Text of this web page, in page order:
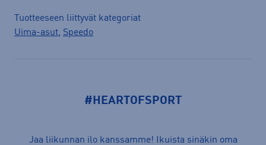
Tuotteeseen liittyvät kategoriat
Uima-asut, Speedo
#HEARTOFSPORT
Jaa liikunnan ilo kanssamme! Ikuista sinäkin oma